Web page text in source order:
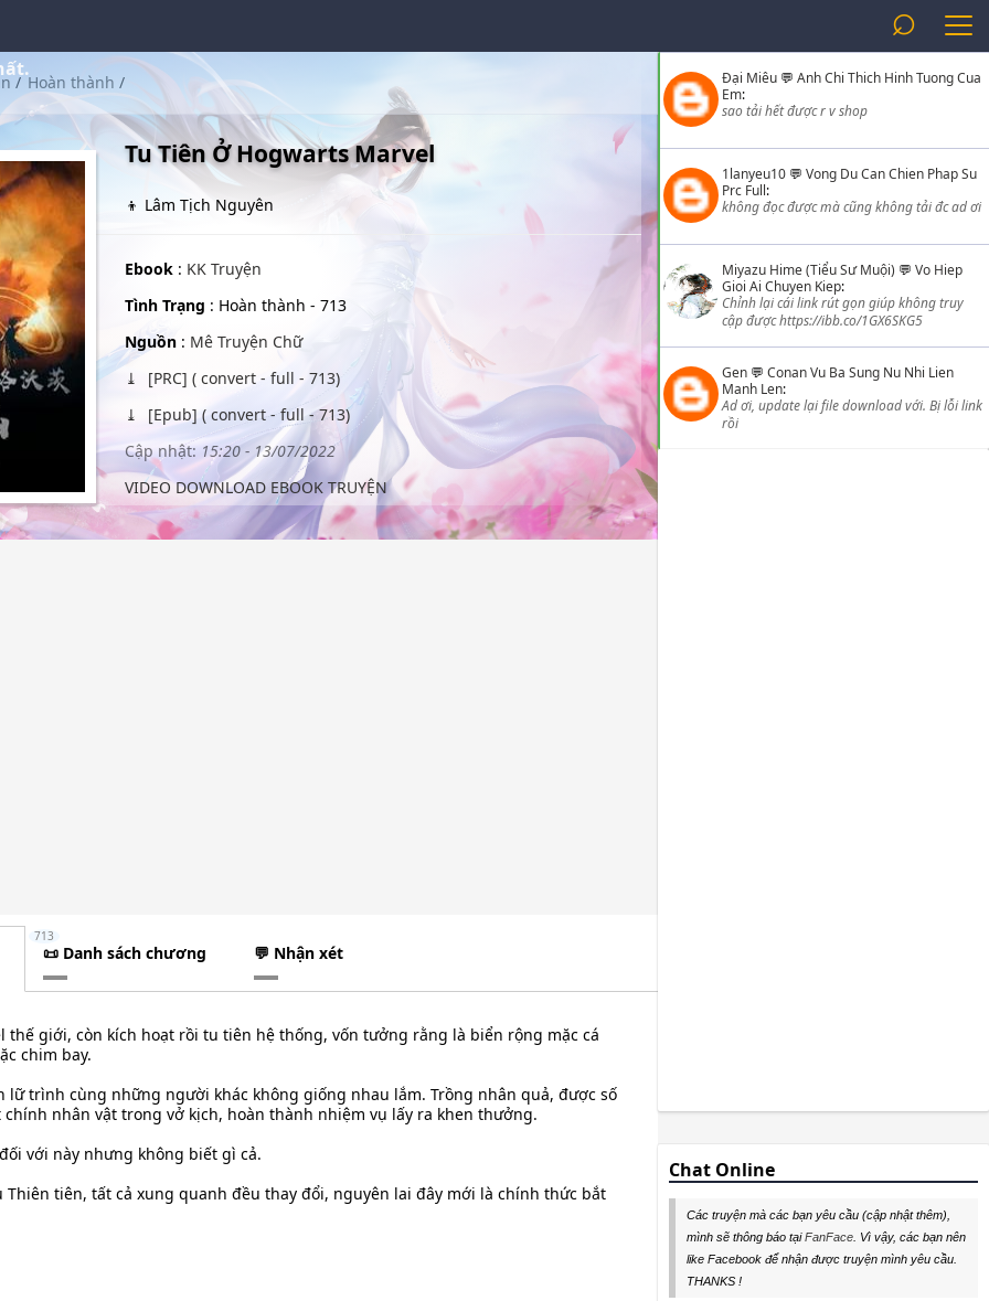
⌕
/ Hoàn thành /
Tu Tiên Ở Hogwarts Marvel
👦 Lâm Tịch Nguyên
Ebook : KK Truyện
Tình Trạng : Hoàn thành - 713
Nguồn: Mê Truyện Chữ
[PRC] ( convert - full - 713)
[Epub] ( convert - full - 713)
Cập nhật:15:20 - 13/07/2022
VIDEO DOWNLOAD EBOOK TRUYỆN
📜 Danh sách chương
713
💬 Nhận xét
thế giới, còn kích hoạt rồi tu tiên hệ thống, vốn tưởng rằng là biển rộng mặc cá
chim bay.
lữ trình cùng những người khác không giống nhau lắm. Trồng nhân quả, được số
nhân vật trong vở kịch, hoàn thành nhiệm vụ lấy ra khen thưởng.
với này nhưng không biết gì cả.
tiên, tất cả xung quanh đều thay đổi, nguyên lai đây mới là chính thức bắt
Đại Miêu 💬 Anh Chi Thich Hinh Tuong Cua
Em:
sao tải hết được r v shop
1lanyeu10 💬 Vong Du Can Chien Phap Su
Prc Full:
không đọc được mà cũng không tải đc ad ơi
Miyazu Hime (Tiểu Sư Muội) 💬 Vo Hiep
Gioi Ai Chuyen Kiep:
Chỉnh lại cái link rút gọn giúp không truy
cập được https://ibb.co/1GX6SKG5
Gen 💬 Conan Vu Ba Sung Nu Nhi Lien
Manh Len:
Ad ơi, update lại file download với. Bị lỗi link
rồi
Chat Online
Các truyện mà các bạn yêu cầu (cập nhật thêm),
mình sẽ thông báo tạiFanFace . Vì vậy, các bạn nên
like Facebook để nhận được truyện mình yêu cầu.
THANKS !